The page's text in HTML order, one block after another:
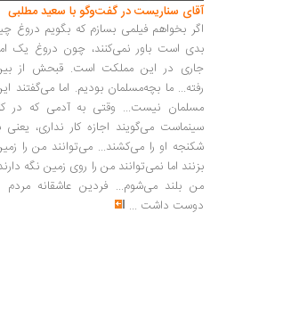
آقای سناریست در گفت‌وگو با سعید مطلبی
اگر بخواهم فیلمی بسازم که بگویم دروغ
بدی است باور نمی‌کنند، چون دروغ یک
جاری در این مملکت است. قبحش از
رفته... ما بچه‌مسلمان بودیم. اما می‌گفتند
مسلمان نیست... وقتی به آدمی که در
سینماست می‌گویند اجازه کار نداری، یعنی
شکنجه او را می‌کشند... می‌توانند من را
بزنند اما نمی‌توانند من را روی زمین نگه
من بلند می‌شوم... فردین عاشقانه مردم
دوست داشت ...